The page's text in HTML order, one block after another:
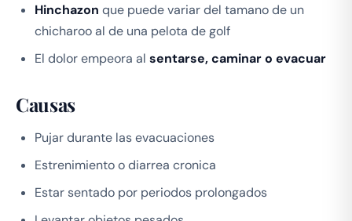
Hinchazon que puede variar del tamano de un
chicharoo al de una pelota de golf
El dolor empeora al sentarse, caminar o evacuar
Causas
Pujar durante las evacuaciones
Estrenimiento o diarrea cronica
Estar sentado por periodos prolongados